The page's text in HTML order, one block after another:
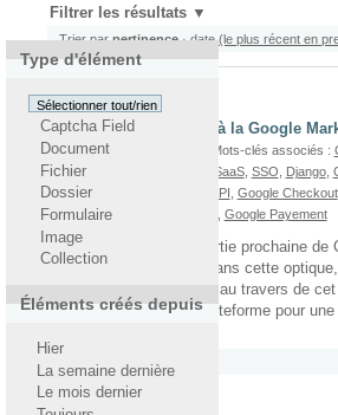
Filtrer les résultats
Type d'élément
Sélectionner tout/rien
Captcha Field
Document
Fichier
Dossier
Formulaire
Image
Collection
Éléments créés depuis
Hier
La semaine dernière
Le mois dernier
Trier par pertinence · date (le plus récent en
Intégration de Cockpit à la Google
ParJoseph Rozencwajg — Mots-clés associés :
Joseph Rozencwajg
SaaS, SSO Django,
Google Apps For Business
API Google Checkout,
Cockpit Mailing
Google Payement
Nous envisageons la sortie prochaine de
Google Market Place. Dans cette
proposons de présenter, au travers de
fonctionnement de la plateforme pour
Rattaché à 2011